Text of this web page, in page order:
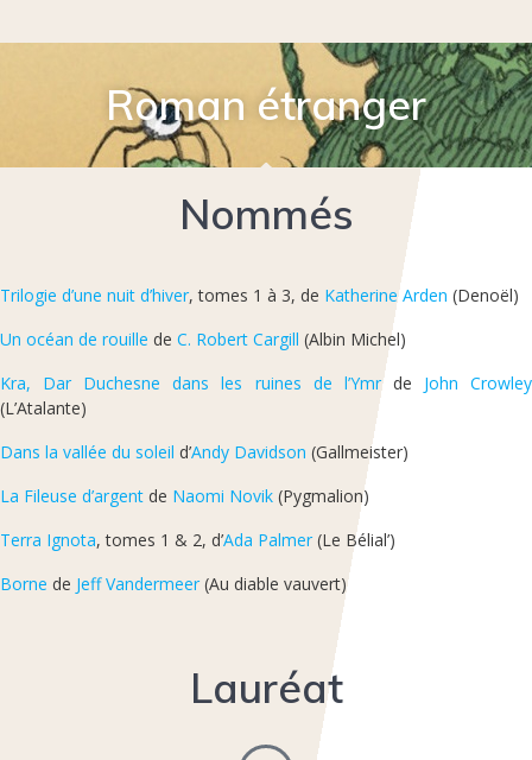
Roman étranger
Nommés
Trilogie d’une nuit d’hiver, tomes 1 à 3, de Katherine Arden (Denoël)
Un océan de rouille de C. Robert Cargill (Albin Michel)
Kra, Dar Duchesne dans les ruines de l’Ymrde John Crowley
(L’Atalante)
Dans la vallée du soleil d’Andy Davidson (Gallmeister)
La Fileuse d’argent de Naomi Novik (Pygmalion)
Terra Ignota, tomes 1 & 2, d’Ada Palmer (Le Bélial’)
Borne de Jeff Vandermeer (Au diable vauvert)
Lauréat